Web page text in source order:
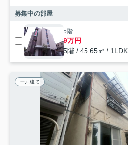
募集中の部屋
5階
9万円
5階 / 45.65㎡ / 1LDK
一戸建て